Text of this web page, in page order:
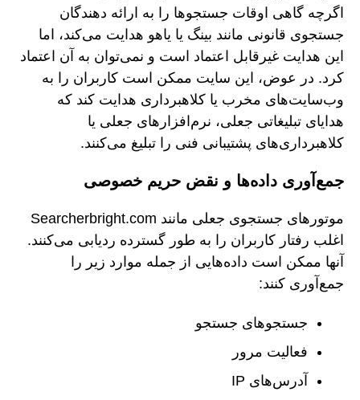
اگرچه گاهی اوقات جستجوها را به ارائه دهندگان
جستجوی قانونی مانند بینگ یا یاهو هدایت می‌کند، اما
این هدایت غیرقابل اعتماد است و نمی‌توان به آن اعتماد
کرد. در عوض، این سایت ممکن است کاربران را به
وب‌سایت‌های مخرب یا کلاهبرداری هدایت کند که
هدایای تبلیغاتی جعلی، نرم‌افزارهای جعلی یا
کلاهبرداری‌های پشتیبانی فنی را تبلیغ می‌کنند.
جمع‌آوری داده‌ها و نقض حریم خصوصی
موتورهای جستجوی جعلی مانند Searcherbright.com
اغلب رفتار کاربران را به طور گسترده ردیابی می‌کنند.
آنها ممکن است داده‌هایی از جمله موارد زیر را
جمع‌آوری کنند:
جستجوهای جستجو
فعالیت مرور
آدرس‌های IP